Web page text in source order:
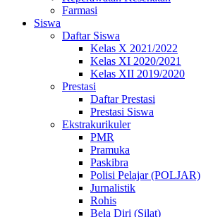
Farmasi
Siswa
Daftar Siswa
Kelas X 2021/2022
Kelas XI 2020/2021
Kelas XII 2019/2020
Prestasi
Daftar Prestasi
Prestasi Siswa
Ekstrakurikuler
PMR
Pramuka
Paskibra
Polisi Pelajar (POLJAR)
Jurnalistik
Rohis
Bela Diri (Silat)